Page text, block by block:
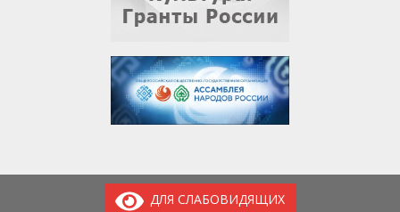
ДЛЯ СЛАБОВИДЯЩИХ